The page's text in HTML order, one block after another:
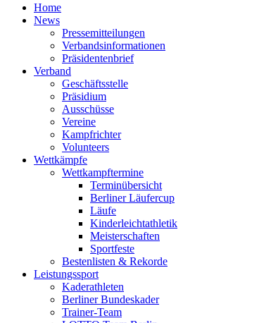
Home
News
Pressemitteilungen
Verbandsinformationen
Präsidentenbrief
Verband
Geschäftsstelle
Präsidium
Ausschüsse
Vereine
Kampfrichter
Volunteers
Wettkämpfe
Wettkampftermine
Terminübersicht
Berliner Läufercup
Läufe
Kinderleichtathletik
Meisterschaften
Sportfeste
Bestenlisten & Rekorde
Leistungssport
Kaderathleten
Berliner Bundeskader
Trainer-Team